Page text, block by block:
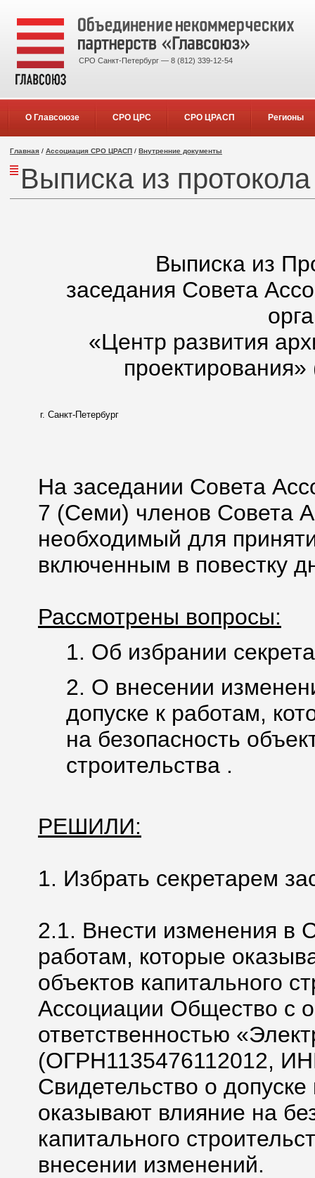
СРО Санкт-Петербург — 8 (812) 339-12-54
О Главсоюзе СРО ЦРС СРО ЦРАСП Регионы
Главная / Ассоциация СРО ЦРАСП / Внутренние документы
Выписка из протокола
Выписка из
заседания Совета
«Центр развития
г. Санкт-Петербург
На заседании Совета
7 (Семи) членов Совета
необходимый для
включенным в повестку
Рассмотрены вопросы:
1. Об избрании
2. О внесении
допуске к работам,
на безопасность
строительства .
РЕШИЛИ:
1. Избрать секретарем
2.1. Внести изменения в
работам, которые
объектов капитального
Ассоциации Общество с
ответственностью
(ОГРН1135476112012,
Свидетельство о
оказывают влияние на
капитального
внесении изменений.